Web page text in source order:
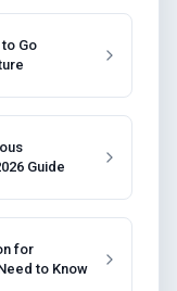
Go
Guide
for
to Know